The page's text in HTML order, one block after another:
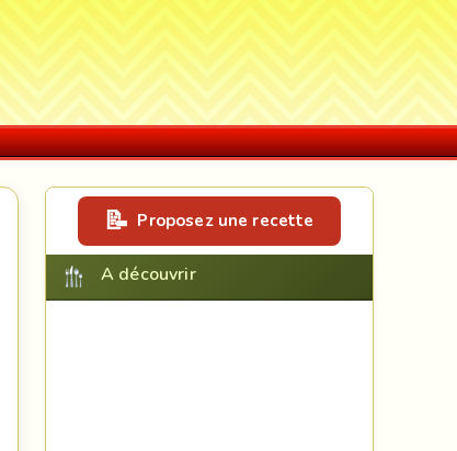
Proposez une recette
A découvrir